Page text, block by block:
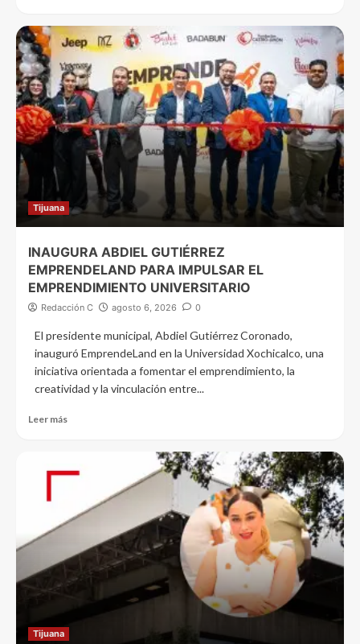
Tijuana
INAUGURA ABDIEL GUTIÉRREZ
EMPRENDELAND PARA IMPULSAR EL
EMPRENDIMIENTO UNIVERSITARIO
Redacción C agosto 6, 2026 0
El presidente municipal, Abdiel Gutiérrez Coronado,
inauguró EmprendeLand en la Universidad Xochicalco, una
iniciativa orientada a fomentar el emprendimiento, la
creatividad y la vinculación entre...
Leer más
Tijuana